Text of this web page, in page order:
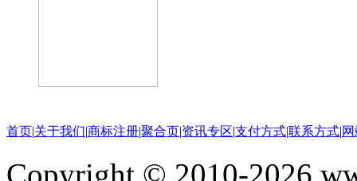
首页|关于我们|商标注册|聚合页|资讯专区|支付方式|联系方式|
Copyright © 2010-2026